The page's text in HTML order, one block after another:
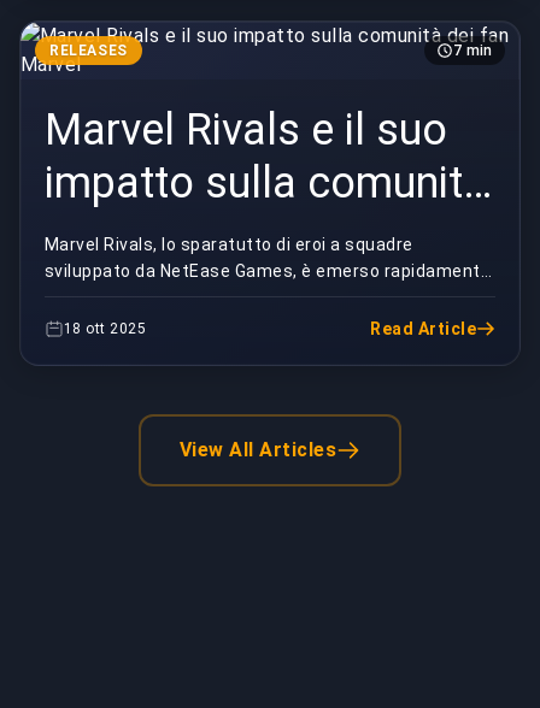
RELEASES 7 min
Marvel Rivals e il suo
impatto sulla comunità
dei fan Marvel
Marvel Rivals, lo sparatutto di eroi a squadre
sviluppato da NetEase Games, è emerso rapidamente
come una forza culturale all'interno delle comunità d...
18 ott 2025 Read Article
View All Articles